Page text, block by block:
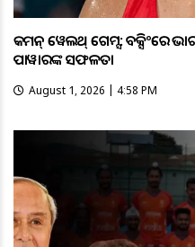
କମନ୍ ୱେଲଥ୍ ଗେମ୍ସ: ବକ୍ସିଂରେ
ପାୱାରଙ୍କ ସଫଳତା
August 1, 2026 | 4:58 PM